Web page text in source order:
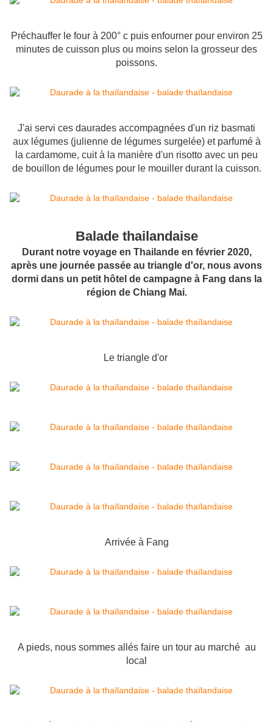
Préchauffer le four à 200° c puis enfourner pour environ 25
minutes de cuisson plus ou moins selon la grosseur des
poissons.
J'ai servi ces daurades accompagnées d'un riz basmati
aux légumes (julienne de légumes surgelée) et parfumé à
la cardamome, cuit à la manière d'un risotto avec un peu
de bouillon de légumes pour le mouiller durant la cuisson.
Balade thailandaise
Durant notre voyage en Thailande en février 2020,
après une journée passée au triangle d'or, nous avons
dormi dans un petit hôtel de campagne à Fang dans la
région de Chiang Mai.
Le triangle d'or
Arrivée à Fang
A pieds, nous sommes allés faire un tour au marché au
local